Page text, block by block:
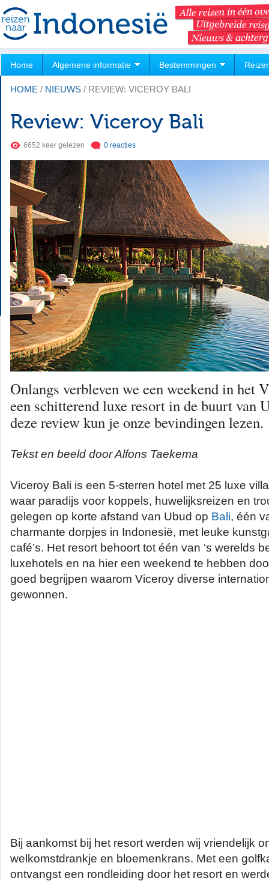
Home Algemene informatie Bestemmingen
HOME / NIEUWS / REVIEW: VICEROY BALI
Review: Viceroy Bali
6652 keer gelezen 0 reacties
Onlangs verbleven we een weekend in het
een schitterend luxe resort in de buurt van
deze review kun je onze bevindingen lezen.
Tekst en beeld door Alfons Taekema
Viceroy Bali is een 5-sterren hotel met 25 luxe
waar paradijs voor koppels, huwelijksreizen en
gelegen op korte afstand van Ubud op Bali, één
charmante dorpjes in Indonesië, met leuke
café’s. Het resort behoort tot één van ‘s werelds
luxehotels en na hier een weekend te hebben
goed begrijpen waarom Viceroy diverse
gewonnen.
Bij aankomst bij het resort werden wij vriendelijk
welkomstdrankje en bloemenkrans. Met een
ontvangst een rondleiding door het resort en